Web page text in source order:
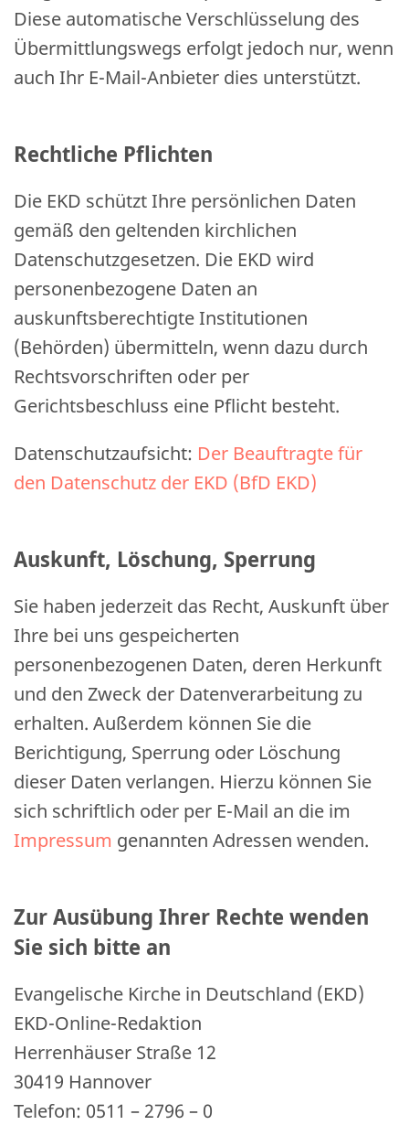
Diese automatische Verschlüsselung des
Übermittlungswegs erfolgt jedoch nur, wenn
auch Ihr E-Mail-Anbieter dies unterstützt.
Rechtliche Pflichten
Die EKD schützt Ihre persönlichen Daten
gemäß den geltenden kirchlichen
Datenschutzgesetzen. Die EKD wird
personenbezogene Daten an
auskunftsberechtigte Institutionen
(Behörden) übermitteln, wenn dazu durch
Rechtsvorschriften oder per
Gerichtsbeschluss eine Pflicht besteht.
Datenschutzaufsicht: Der Beauftragte für
den Datenschutz der EKD (BfD EKD)
Auskunft, Löschung, Sperrung
Sie haben jederzeit das Recht, Auskunft über
Ihre bei uns gespeicherten
personenbezogenen Daten, deren Herkunft
und den Zweck der Datenverarbeitung zu
erhalten. Außerdem können Sie die
Berichtigung, Sperrung oder Löschung
dieser Daten verlangen. Hierzu können Sie
sich schriftlich oder per E-Mail an die im
Impressum genannten Adressen wenden.
Zur Ausübung Ihrer Rechte wenden
Sie sich bitte an
Evangelische Kirche in Deutschland (EKD)
EKD-Online-Redaktion
Herrenhäuser Straße 12
30419 Hannover
Telefon: 0511 – 2796 – 0